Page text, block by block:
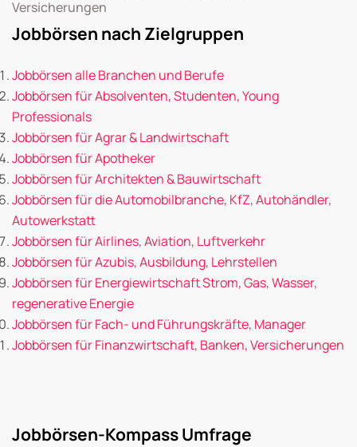
Versicherungen
Jobbörsen nach Zielgruppen
Jobbörsen alle Branchen und Berufe
Jobbörsen für Absolventen, Studenten, Young
Professionals
Jobbörsen für Agrar & Landwirtschaft
Jobbörsen für Apotheker
Jobbörsen für Architekten & Bauwirtschaft
Jobbörsen für die Automobilbranche, KfZ, Autohändler,
Autowerkstatt
Jobbörsen für Airlines, Aviation, Luftverkehr
Jobbörsen für Azubis, Ausbildung, Lehrstellen
Jobbörsen für Energiewirtschaft Strom, Gas, Wasser,
regenerative Energie
Jobbörsen für Fach- und Führungskräfte, Manager
Jobbörsen für Finanzwirtschaft, Banken, Versicherungen
Jobbörsen-Kompass Umfrage